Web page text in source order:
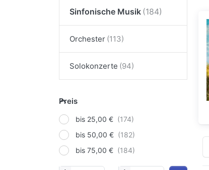
Sinfonische Musik
Orchester
Solokonzerte
Preis
bis 25,00 €
bis 50,00 €
bis 75,00 €